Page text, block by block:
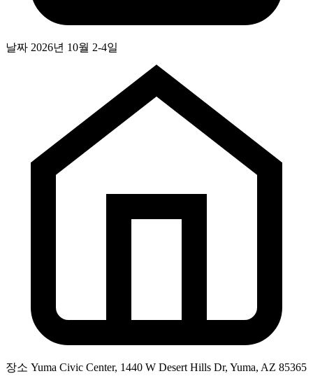
날짜 2026년 10월 2-4일
장소 Yuma Civic Center, 1440 W Desert Hills Dr, Yuma, AZ 85365